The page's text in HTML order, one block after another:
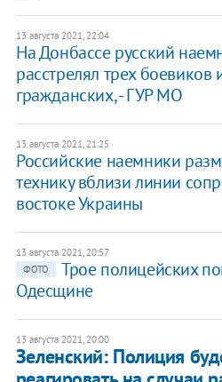
13 августа 2021, 22:04
На Донбассе русский
расстрелял трех боевиков
гражданских, - ГУР МО
13 августа 2021, 21:25
Российские наемники
технику вблизи линии
востоке Украины
13 августа 2021, 20:57
ФОТО
Трое полицейских
Одесщине
13 августа 2021, 20:00
Зеленский: Полиция